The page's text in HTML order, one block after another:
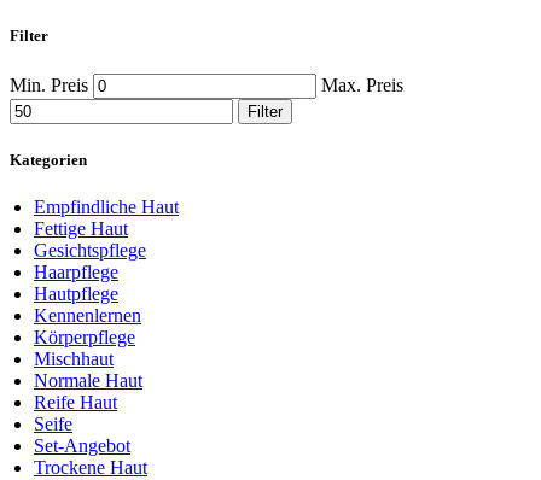
Filter
Min. Preis Max. Preis
Filter
Kategorien
Empfindliche Haut
Fettige Haut
Gesichtspflege
Haarpflege
Hautpflege
Kennenlernen
Körperpflege
Mischhaut
Normale Haut
Reife Haut
Seife
Set-Angebot
Trockene Haut